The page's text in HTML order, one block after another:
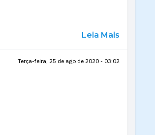
Leia Mais
Terça-feira, 25 de ago de 2020 - 03:02